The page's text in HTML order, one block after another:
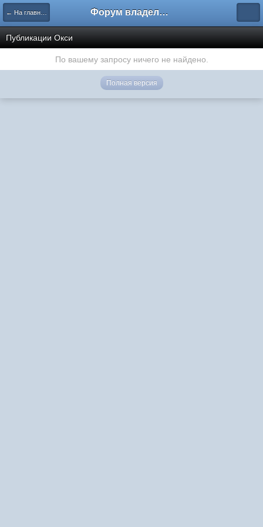
← На главную Форум владельцев интернет-магазинов
Публикации Окси
По вашему запросу ничего не найдено.
Полная версия